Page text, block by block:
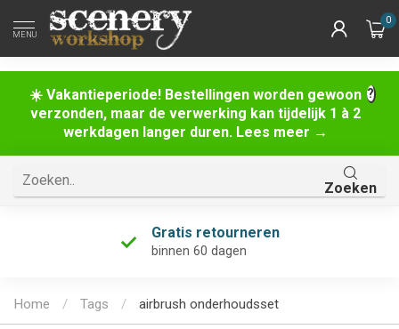
☀️ Vakantieperiode! Bestellingen worden gewoon
verzonden, maar de verwerking kan tijdelijk 1 à 2
werkdagen langer duren. Lees meer →
MENU
0
Zoeken
Gratis retourneren
binnen 60 dagen
Home / Tags / airbrush onderhoudsset